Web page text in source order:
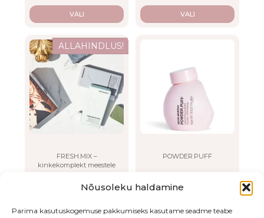
Nõusoleku haldamine
Parima kasutuskogemuse pakkumiseks kasutame seadme teabe
VALI
page
VALI
page
ALLAHINDLUS!
FRESH.MIX –
kinkekomplekt meestele
Algne hind oli: 78.00 €.
65.00€
Current price is: 65.00 €.
LISA OSTUKORVI
POWDER.PUFF
32.00
LISA OSTUKORVI